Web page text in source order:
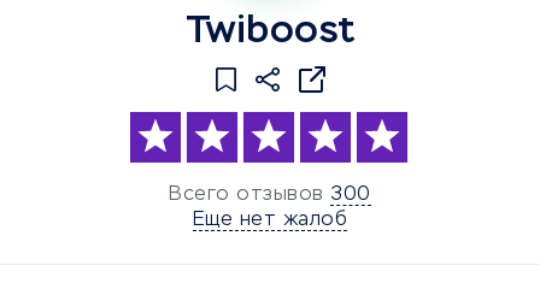
Twiboost
Всего отзывов 300
Еще нет жалоб